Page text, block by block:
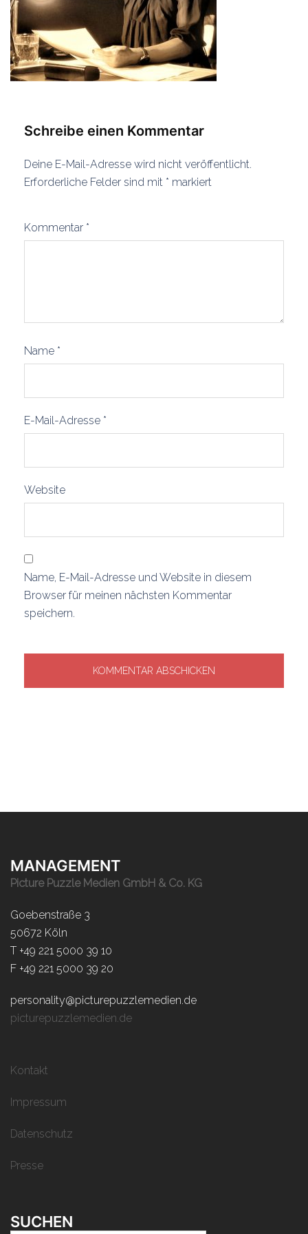
Schreibe einen Kommentar
Deine E-Mail-Adresse wird nicht veröffentlicht.
Erforderliche Felder sind mit * markiert
Kommentar *
Name *
E-Mail-Adresse *
Website
Name, E-Mail-Adresse und Website in diesem
Browser für meinen nächsten Kommentar
speichern.
MANAGEMENT
Picture Puzzle Medien GmbH & Co. KG
Goebenstraße 3
50672 Köln
T +49 221 5000 39 10
F +49 221 5000 39 20
personality@picturepuzzlemedien.de
picturepuzzlemedien.de
Kontakt
Impressum
Datenschutz
Presse
SUCHEN